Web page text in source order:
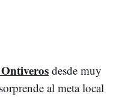
desde muy
al meta local